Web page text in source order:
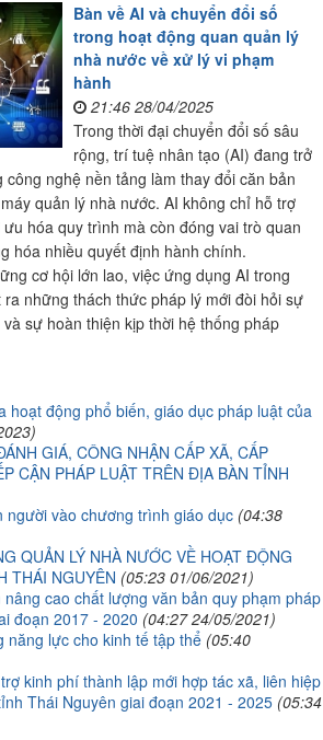
Bàn về AI và chuyển đổi số
trong hoạt động quan quản lý
nhà nước về xử lý vi phạm
hành
21:46 28/04/2025
Trong thời đại chuyển đổi số sâu
rộng, trí tuệ nhân tạo (AI) đang trở
nghệ nền tảng làm thay đổi căn bản
quản lý nhà nước. AI không chỉ hỗ trợ
hóa quy trình mà còn đóng vai trò quan
hóa nhiều quyết định hành chính.
cơ hội lớn lao, việc ứng dụng AI trong
những thách thức pháp lý mới đòi hỏi sự
sự hoàn thiện kịp thời hệ thống pháp
hoạt động phổ biến, giáo dục pháp luật của
GIÁ, CÔNG NHẬN CẤP XÃ, CẤP
CẬN PHÁP LUẬT TRÊN ĐỊA BÀN TỈNH
vào chương trình giáo dục (04:38
QUẢN LÝ NHÀ NƯỚC VỀ HOẠT ĐỘNG
THÁI NGUYÊN (05:23 01/06/2021)
cao chất lượng văn bản quy phạm pháp
đoạn 2017 - 2020 (04:27 24/05/2021)
năng lực cho kinh tế tập thể (05:40
kinh phí thành lập mới hợp tác xã, liên hiệp
Thái Nguyên giai đoạn 2021 - 2025 (05:34